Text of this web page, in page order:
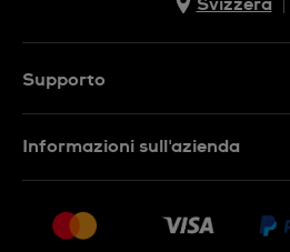
Svizzera
Supporto
Restituzione
Informazioni sull'azienda
Carriera